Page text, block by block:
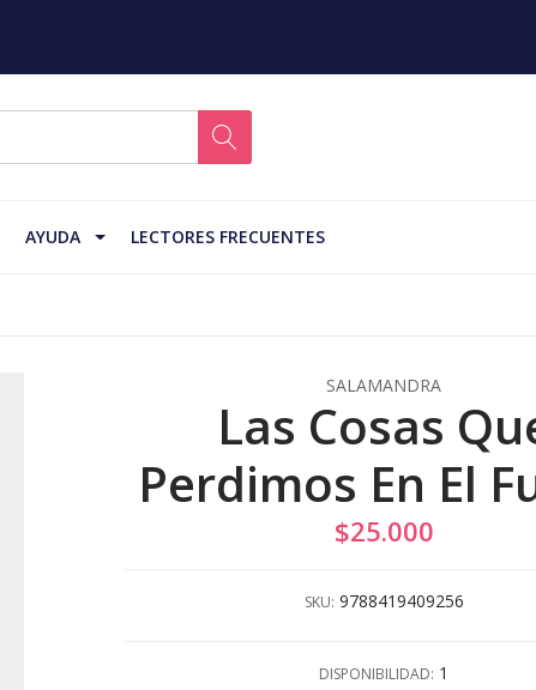
AYUDA LECTORES FRECUENTES
SALAMANDRA
Las Cosas
Perdimos En El
$25.000
SKU: 9788419409256
DISPONIBILIDAD: 1